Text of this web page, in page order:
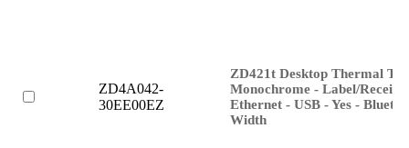
ZD4A042-
30EE00EZ
ZD421t Desktop Thermal
Monochrome - Label/
Ethernet - USB - Yes -
Width